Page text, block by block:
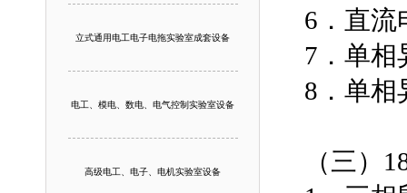
立式通用电工电子电拖实验室成套设备
电工、模电、数电、电气控制实验室设备
高级电工、电子、电机实验室设备
6．直流
7．单相
8．单相
（三）